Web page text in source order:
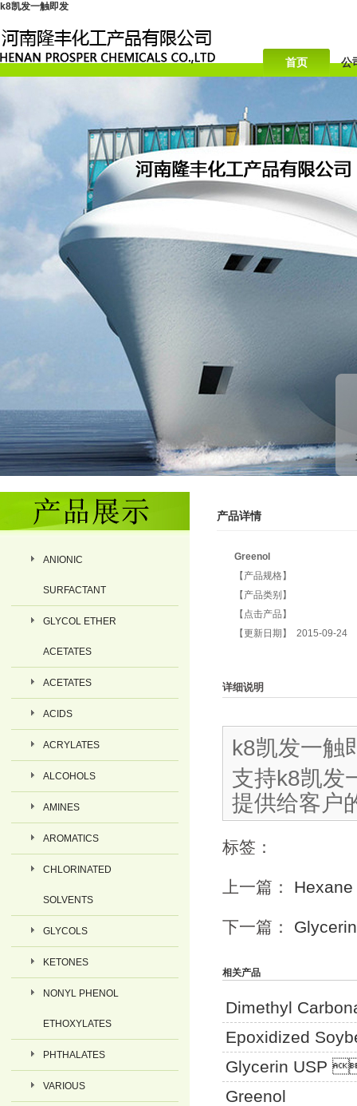
k8凯发一触即发
首页 公
ANIONIC
SURFACTANT
GLYCOL ETHER
ACETATES
ACETATES
ACIDS
ACRYLATES
ALCOHOLS
AMINES
AROMATICS
CHLORINATED
SOLVENTS
GLYCOLS
KETONES
NONYL PHENOL
ETHOXYLATES
PHTHALATES
VARIOUS
产品详情
Greenol
【产品规格】
【产品类别】
【点击产品】
【更新日期】 2015-09-24
详细说明
k8凯
支持k8凯发
提供给客户
标签：
上一篇： Hexane
下一篇：
相关产品
Dimethyl
Epoxidized
Glycerin USP
Greenol